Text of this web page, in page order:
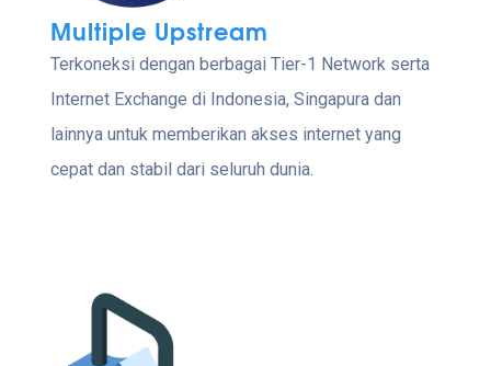
Multiple Upstream
Terkoneksi dengan berbagai Tier-1 Network serta
Internet Exchange di Indonesia, Singapura dan
lainnya untuk memberikan akses internet yang
cepat dan stabil dari seluruh dunia.